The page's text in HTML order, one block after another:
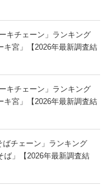
キチェーン」ランキング
宮」【2026年最新調査結
キチェーン」ランキング
宮」【2026年最新調査結
ばチェーン」ランキング
」【2026年最新調査結